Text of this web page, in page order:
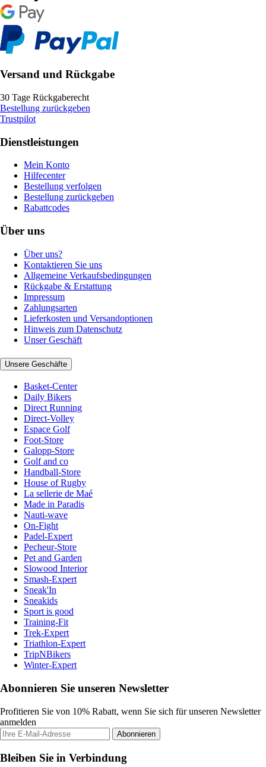
Versand und Rückgabe
30 Tage Rückgaberecht
Bestellung zurückgeben
Trustpilot
Dienstleistungen
Mein Konto
Hilfecenter
Bestellung verfolgen
Bestellung zurückgeben
Rabattcodes
Über uns
Über uns?
Kontaktieren Sie uns
Allgemeine Verkaufsbedingungen
Rückgabe & Erstattung
Impressum
Zahlungsarten
Lieferkosten und Versandoptionen
Hinweis zum Datenschutz
Unser Geschäft
Unsere Geschäfte
Basket-Center
Daily Bikers
Direct Running
Direct-Volley
Espace Golf
Foot-Store
Galopp-Store
Golf and co
Handball-Store
House of Rugby
La sellerie de Maé
Made in Paradis
Nauti-wave
On-Fight
Padel-Expert
Pecheur-Store
Pet and Garden
Slowood Interior
Smash-Expert
Sneak'In
Sneakids
Sport is good
Training-Fit
Trek-Expert
Triathlon-Expert
TripNBikers
Winter-Expert
Abonnieren Sie unseren Newsletter
Profitieren Sie von 10% Rabatt, wenn Sie sich für unseren Newsletter
anmelden
Abonnieren
Bleiben Sie in Verbindung